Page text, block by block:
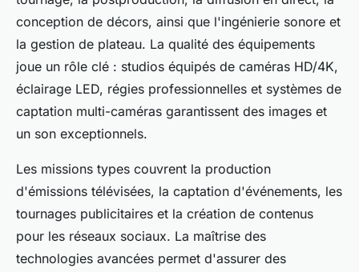
conception de décors, ainsi que l'ingénierie sonore et
la gestion de plateau. La qualité des équipements
joue un rôle clé : studios équipés de caméras HD/4K,
éclairage LED, régies professionnelles et systèmes de
captation multi-caméras garantissent des images et
un son exceptionnels.
Les missions types couvrent la production
d'émissions télévisées, la captation d'événements, les
tournages publicitaires et la création de contenus
pour les réseaux sociaux. La maîtrise des
technologies avancées permet d'assurer des